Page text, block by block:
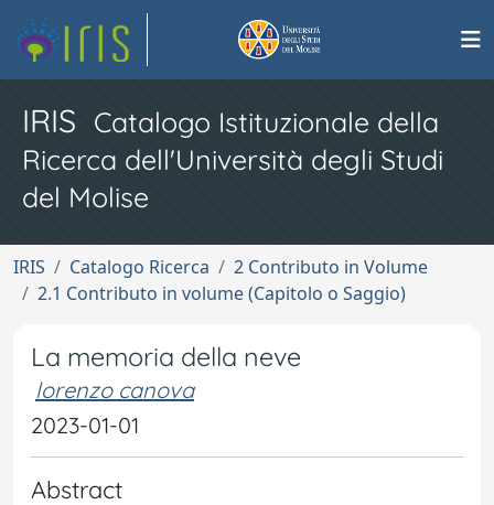
IRIS Catalogo Istituzionale della
Ricerca dell'Università degli Studi
del Molise
IRIS Catalogo Ricerca
2 Contributo in Volume
2.1 Contributo in volume (Capitolo o Saggio)
La memoria della neve
lorenzo canova
2023-01-01
Abstract